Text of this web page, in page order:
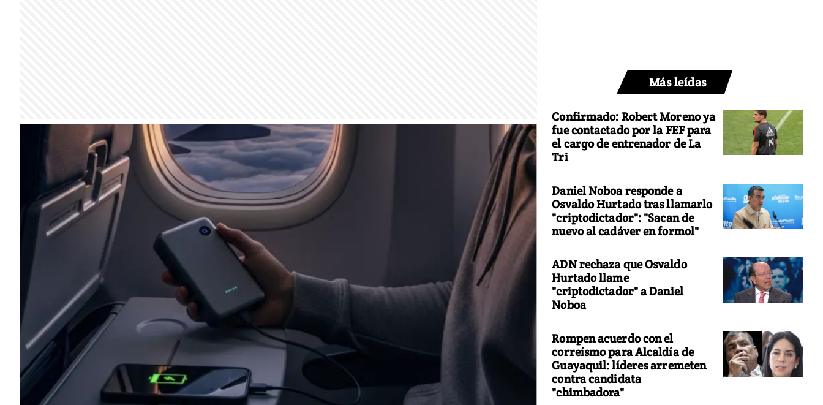
Más leídas
Confirmado: Robert Moreno ya
fue contactado por la FEF para
el cargo de entrenador de La
Tri
Daniel Noboa responde a
Osvaldo Hurtado tras llamarlo
"criptodictador": "Sacan de
nuevo al cadáver en formol"
ADN rechaza que Osvaldo
Hurtado llame
"criptodictador" a Daniel
Noboa
Rompen acuerdo con el
correísmo para Alcaldía de
Guayaquil: líderes arremeten
contra candidata
"chimbadora"